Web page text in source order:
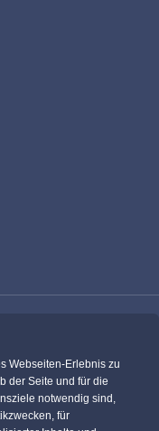
Bauen.de
Bungalow.de
Webseiten-Erlebnis zu
der Seite und für die
notwendig sind,
für